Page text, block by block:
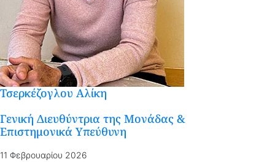
Τσερκέζογλου Αλίκη
Γενική Διευθύντρια της Μονάδας​ &
Επιστημονικά Υπεύθυνη​
11 Φεβρουαρίου 2026